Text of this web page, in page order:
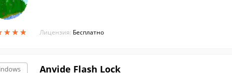
★★★
★★★ Лицензия: Бесплатно
Anvide Flash Lock